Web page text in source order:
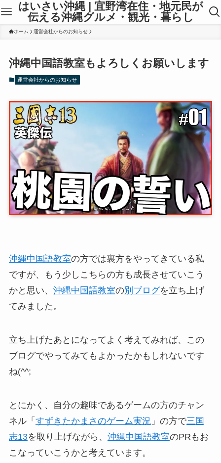
はいさい沖縄 | 宜野湾在住・地元民が
伝える沖縄グルメ・観光・暮らし
ホーム 運営会社からのお知らせ
沖縄中国語教室もよろしくお願いします
運営会社からのお知らせ
沖縄中国語教室の方では裏方をやってきている私
ですが、もう少しこちらの方も成長させていこう
かと思い、 沖縄中国語教室の別ブログを立ち上げ
てみました。
立ち上げたあとになってよく考えてみれば、この
ブログでやってみてもよかったかもしれないです
ね(^^;
とにかく、自分の趣味であるゲームの方のチャン
ネル「 すずきたかまさのゲーム実況 」の方で三国
志13を取り上げながら、 沖縄中国語教室のPRもお
こなっていこうかと考えています。